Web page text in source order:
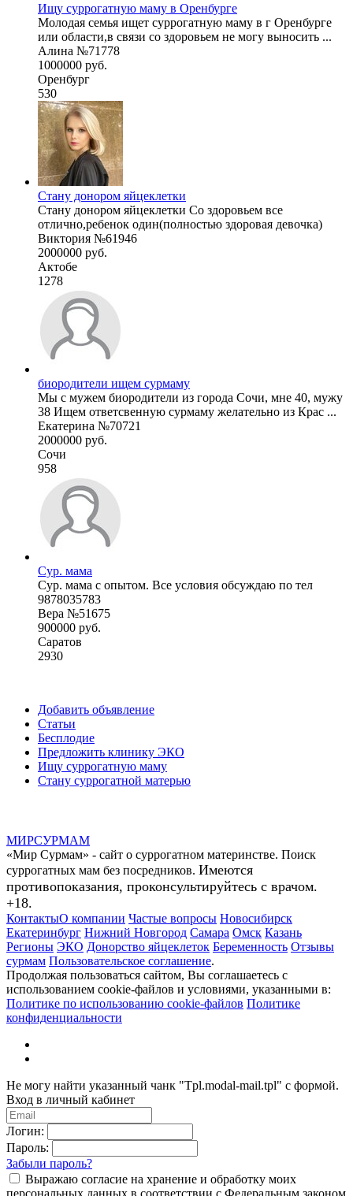
Ищу суррогатную маму в Оренбурге
Молодая семья ищет суррогатную маму в г Оренбурге
или области,в связи со здоровьем не могу выносить ...
Алина №71778
1000000 руб.
Оренбург
530
Стану донором яйцеклетки
Стану донором яйцеклетки Со здоровьем все
отлично,ребенок один(полностью здоровая девочка)
Виктория №61946
2000000 руб.
Актобе
1278
биородители ищем сурмаму
Мы с мужем биородители из города Сочи, мне 40, мужу
38 Ищем ответсвенную сурмаму желательно из Крас ...
Екатерина №70721
2000000 руб.
Сочи
958
Сур. мама
Сур. мама с опытом. Все условия обсуждаю по тел
9878035783
Вера №51675
900000 руб.
Саратов
2930
Добавить объявление
Статьи
Бесплодие
Предложить клинику ЭКО
Ищу суррогатную маму
Стану суррогатной матерью
МИРСУРМАМ
«Мир Сурмам» - сайт о суррогатном материнстве. Поиск
суррогатных мам без посредников. Имеются
противопоказания, проконсультируйтесь с врачом.
+18.
КонтактыО компании Частые вопросы Новосибирск
Екатеринбург Нижний Новгород Самара Омск Казань
Регионы ЭКО Донорство яйцеклеток Беременность Отзывы
сурмам Пользовательское соглашение.
Продолжая пользоваться сайтом, Вы соглашаетесь с
использованием cookie-файлов и условиями, указанными в:
Политике по использованию cookie-файлов Политике
конфиденциальности
Не могу найти указанный чанк "Tpl.modal-mail.tpl" с формой.
Вход в личный кабинет
Логин:
Пароль:
Забыли пароль?
Выражаю согласие на хранение и обработку моих
персональных данных в соответствии с Федеральным законом